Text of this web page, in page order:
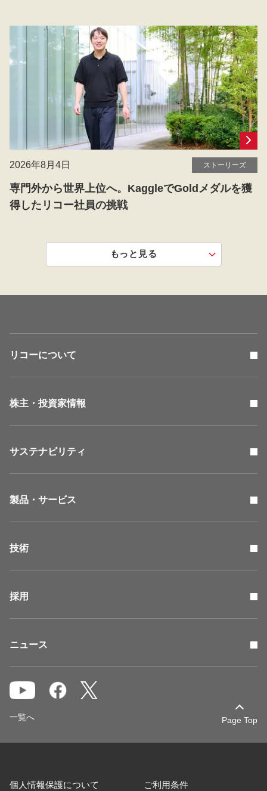
専門外から世界上位へ。KaggleでGoldメダルを獲
得したリコー社員の挑戦
2026年8月4日 ストーリーズ
もっと見る
リコーについて
株主・投資家情報
サステナビリティ
製品・サービス
技術
採用
ニュース
Page Top
一覧へ
個人情報保護について ご利用条件